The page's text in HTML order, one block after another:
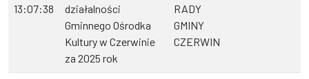
13:07:38
działalności
Gminnego Ośrodka
Kultury w Czerwinie
za 2025 rok
RADY
GMINY
CZERWIN